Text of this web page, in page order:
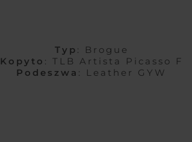
Typ : Brogue
Kopyto : TLB Artista Picasso F
Podeszwa : Leather GYW